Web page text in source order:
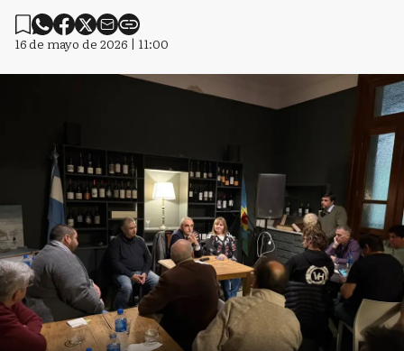
16 de mayo de 2026 | 11:00